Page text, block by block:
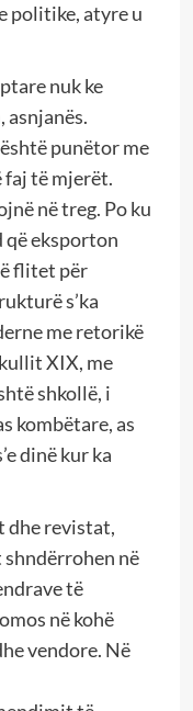
politike, atyre u
nuk ke
punëtor me
faj të mjerët.
në treg. Po ku
që eksporton
flitet për
s’ka
me retorikë
XIX, me
shkollë, i
kombëtare, as
dinë kur ka
dhe revistat,
në
të
në kohë
vendore. Në